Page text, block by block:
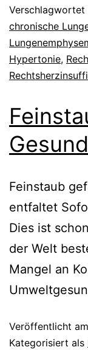
Verschlagwortet
chronische
Hypertonie,
Feinstaub
entfaltet
Dies ist
der Welt
Mangel an
Veröffentlicht am
Kategorisiert als